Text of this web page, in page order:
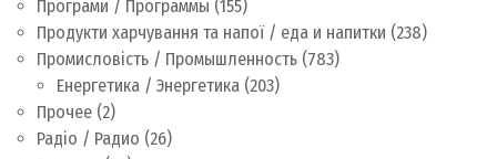
Програми / Программы (155)
Продукти харчування та напої / еда и напитки (238)
Промисловість / Промышленность (783)
Енергетика / Энергетика (203)
Прочее (2)
Радіо / Радио (26)